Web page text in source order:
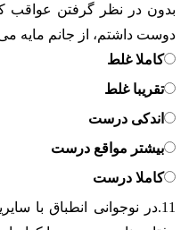
بدون در نظر گرفتن عواقب
دوست داشتم، از جانم مایه
کاملا غلط
تقریبا غلط
اندکی درست
بیشتر مواقع درست
کاملا درست
11. در نوجوانی انطباق با